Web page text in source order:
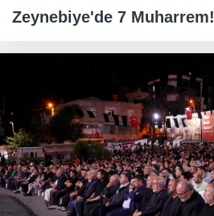
Zeynebiye'de 7 Muharrem!